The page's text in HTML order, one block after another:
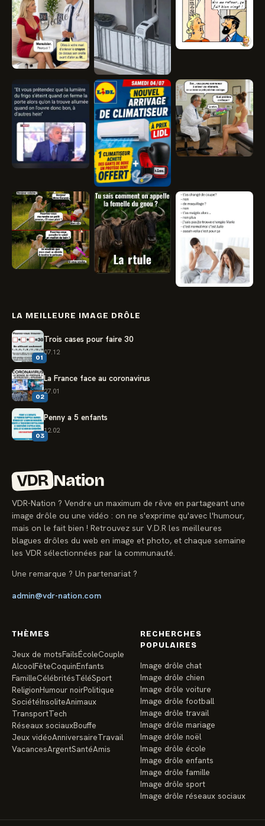
LA MEILLEURE IMAGE DRÔLE
01
Trois cases pour faire 30
07.12
02
La France face au coronavirus
27.01
03
Penny a 5 enfants
12.02
VDR Nation
VDR-Nation ? Vendre un maximum de rêve en partageant une
image drôle ou une vidéo : on ne s'exprime qu'avec l'humour,
mais on le fait bien ! Retrouvez sur V.D.R les meilleures
blagues drôles du web en image et photo, et chaque semaine
les VDR sélectionnées par la communauté.
Une remarque ? Un partenariat ?
admin@vdr-nation.com
THÈMES
Jeux de motsFailsÉcoleCouple
AlcoolFêteCoquinEnfants
FamilleCélébritésTéléSport
ReligionHumour noirPolitique
SociétéInsoliteAnimaux
TransportTech
Réseaux sociauxBouffe
Jeux vidéoAnniversaireTravail
VacancesArgentSantéAmis
RECHERCHES
POPULAIRES
Image drôle chat
Image drôle chien
Image drôle voiture
Image drôle football
Image drôle travail
Image drôle mariage
Image drôle noël
Image drôle école
Image drôle enfants
Image drôle famille
Image drôle sport
Image drôle réseaux sociaux